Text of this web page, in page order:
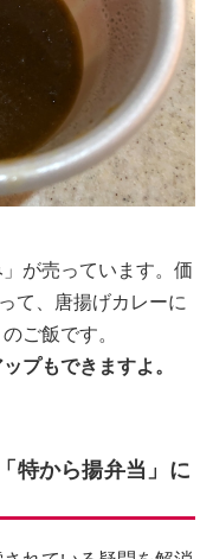
が売っています。価
て、唐揚げカレーに
ご飯です。
プもできますよ。
特から揚弁当」に